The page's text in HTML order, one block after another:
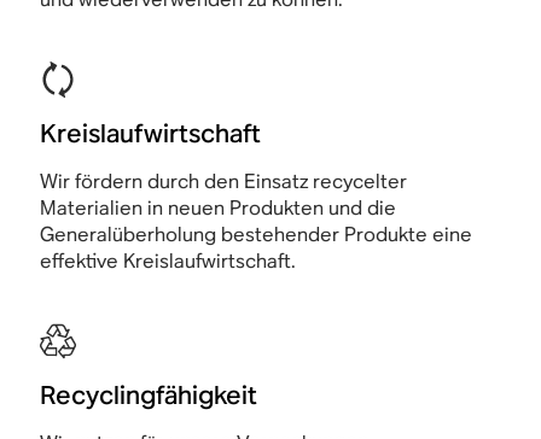
Kreislaufwirtschaft
Wir fördern durch den Einsatz recycelter
Materialien in neuen Produkten und die
Generalüberholung bestehender Produkte eine
effektive Kreislaufwirtschaft.
Recyclingfähigkeit